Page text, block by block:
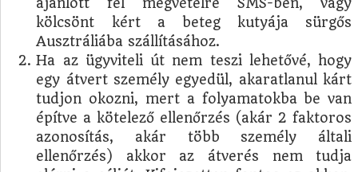
kölcsönt kért a beteg kutyája sürgős
Ausztráliába szállításához.
Ha az ügyviteli út nem teszi lehetővé, hogy
egy átvert személy egyedül, akaratlanul kárt
tudjon okozni, mert a folyamatokba be van
építve a kötelező ellenőrzés (akár 2 faktoros
azonosítás, akár több személy általi
ellenőrzés) akkor az átverés nem tudja